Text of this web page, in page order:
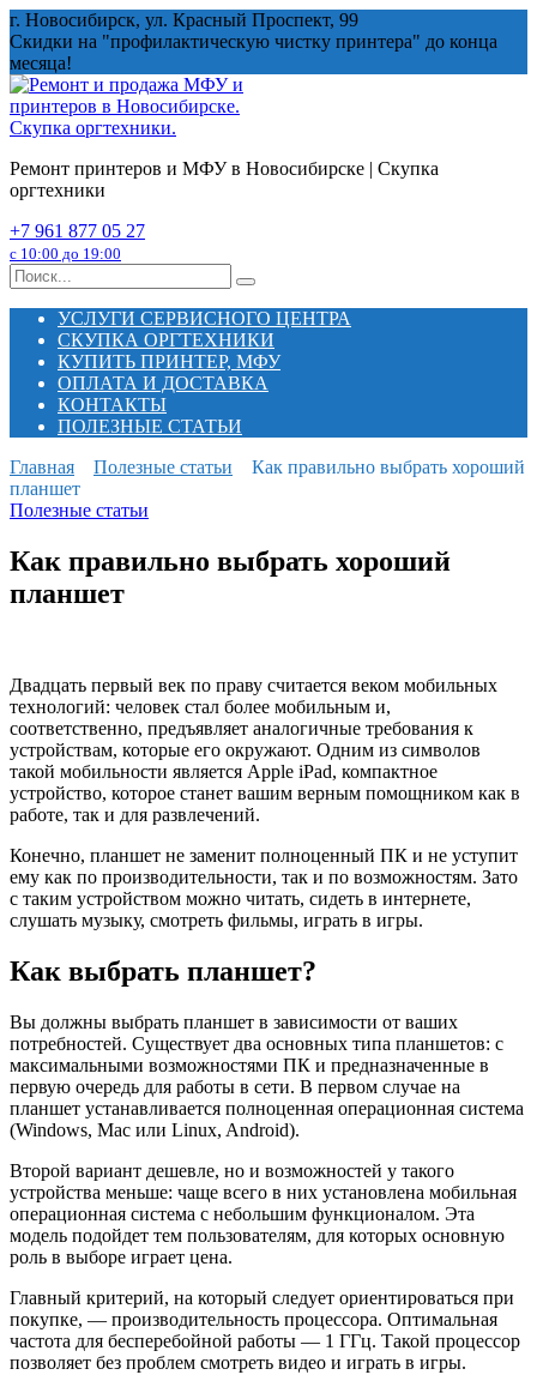
Перейти
к
содержанию
г. Новосибирск, ул. Красный Проспект, 99
Скидки на "профилактическую чистку принтера" до конца
месяца!
Ремонт принтеров и МФУ в Новосибирске | Скупка
оргтехники
+7 961 877 05 27
с 10:00 до 19:00
Search
for:
УСЛУГИ СЕРВИСНОГО ЦЕНТРА
СКУПКА ОРГТЕХНИКИ
КУПИТЬ ПРИНТЕР, МФУ
ОПЛАТА И ДОСТАВКА
КОНТАКТЫ
ПОЛЕЗНЫЕ СТАТЬИ
Главная
Полезные статьи
Как правильно выбрать хороший
планшет
Полезные статьи
Как правильно выбрать хороший
планшет
Двадцать первый век по праву считается веком мобильных
технологий: человек стал более мобильным и,
соответственно, предъявляет аналогичные требования к
устройствам, которые его окружают. Одним из символов
такой мобильности является Apple iPad, компактное
устройство, которое станет вашим верным помощником как в
работе, так и для развлечений.
Конечно, планшет не заменит полноценный ПК и не уступит
ему как по производительности, так и по возможностям. Зато
с таким устройством можно читать, сидеть в интернете,
слушать музыку, смотреть фильмы, играть в игры.
Как выбрать планшет?
Вы должны выбрать планшет в зависимости от ваших
потребностей. Существует два основных типа планшетов: с
максимальными возможностями ПК и предназначенные в
первую очередь для работы в сети. В первом случае на
планшет устанавливается полноценная операционная система
(Windows, Mac или Linux, Android).
Второй вариант дешевле, но и возможностей у такого
устройства меньше: чаще всего в них установлена ​​мобильная
операционная система с небольшим функционалом. Эта
модель подойдет тем пользователям, для которых основную
роль в выборе играет цена.
Главный критерий, на который следует ориентироваться при
покупке, — производительность процессора. Оптимальная
частота для бесперебойной работы — 1 ГГц. Такой процессор
позволяет без проблем смотреть видео и играть в игры.